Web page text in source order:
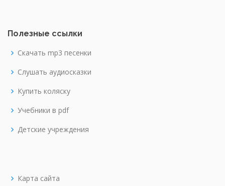
Полезные ссылки
Скачать mp3 песенки
Слушать аудиосказки
Купить коляску
Учебники в pdf
Детские учреждения
Карта сайта